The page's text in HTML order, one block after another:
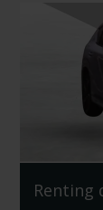
Renting